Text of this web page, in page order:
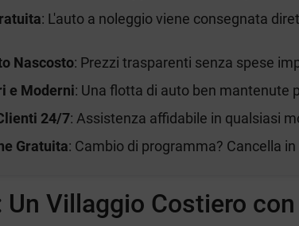
: L'auto a noleggio viene consegnata
Nascosto: Prezzi trasparenti senza spese
e Moderni: Una flotta di auto ben mantenute
24/7: Assistenza affidabile in qualsiasi
Gratuita: Cambio di programma? Cancella
Un Villaggio Costiero